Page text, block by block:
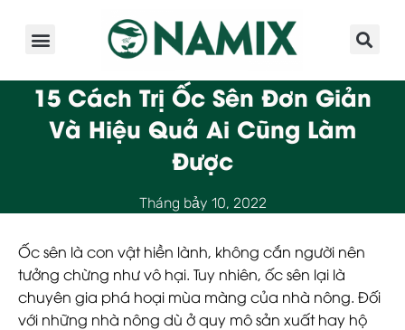
15 Cách Trị Ốc Sên Đơn Giản
Và Hiệu Quả Ai Cũng Làm
Được
Tháng bảy 10, 2022
Ốc sên là con vật hiền lành, không cắn người nên
tưởng chừng như vô hại. Tuy nhiên, ốc sên lại là
chuyên gia phá hoại mùa màng của nhà nông. Đối
với những nhà nông dù ở quy mô sản xuất hay hộ